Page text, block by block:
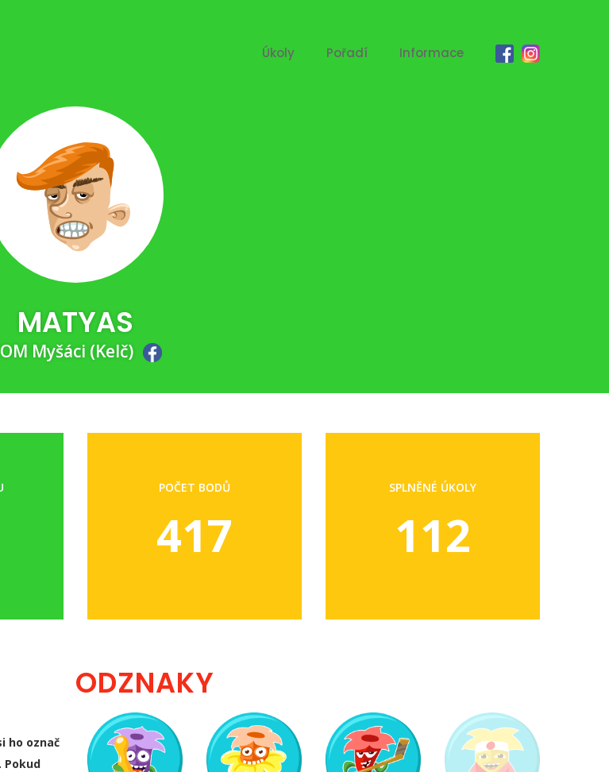
Úkoly Pořadí Informace
MATYAS
Myšáci (Kelč)
POČET BODŮ
417
SPLNĚNÉ ÚKOLY
112
ho označ
Pokud
ODZNAKY